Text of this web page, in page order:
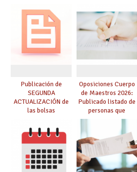
prácticas, se regulan
dichas prácticas y se
convoca acto público
de adjudicación
Publicación de
SEGUNDA
ACTUALIZACIÓN de
las bolsas
Cuerpo de Maestros
de especialidades
convocadas a
oposición
Oposiciones Cuerpo
de Maestros 2026:
Publicado listado de
personas que
adquieren nueva
especialidad